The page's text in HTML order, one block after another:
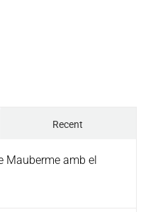
Recent
Mauberme amb el